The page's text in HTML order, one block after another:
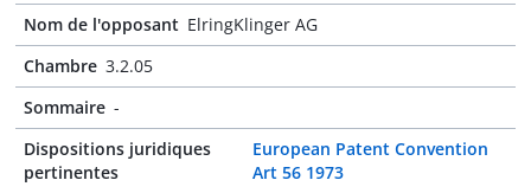
Nom de l'opposant ElringKlinger AG
Chambre 3.2.05
Sommaire -
Dispositions juridiques
pertinentes
European Patent Convention
Art 56 1973